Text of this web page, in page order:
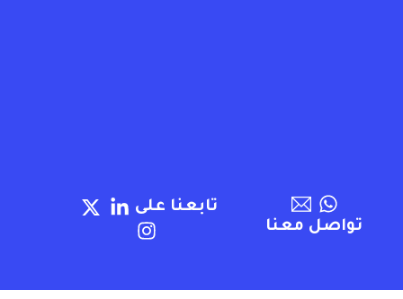
تواصل معنا
تابعنا على